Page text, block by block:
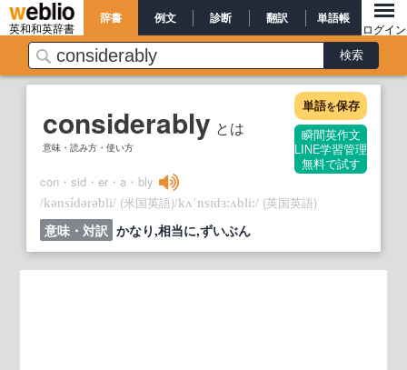
英和和英辞書
辞書 例文 診断 翻訳 単語帳
ログイン
considerably とは
意味・読み方・使い方
単語を保存
瞬間英作文
LINE学習管理
無料で試す
con・sid・er・a・bly
/kənsídərəbli/ (米国英語)/kʌˈnsɪdɜ:ʌbli:/ (英国英語)
意味・対訳 かなり,相当に,ずいぶん